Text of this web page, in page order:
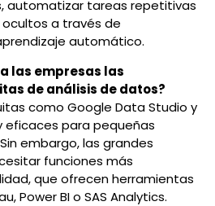
automatizar tareas repetitivas
a través de
automático.
las empresas las
de análisis de datos?
como Google Data Studio y
eficaces para pequeñas
embargo, las grandes
funciones más
que ofrecen herramientas
Power BI o SAS Analytics.